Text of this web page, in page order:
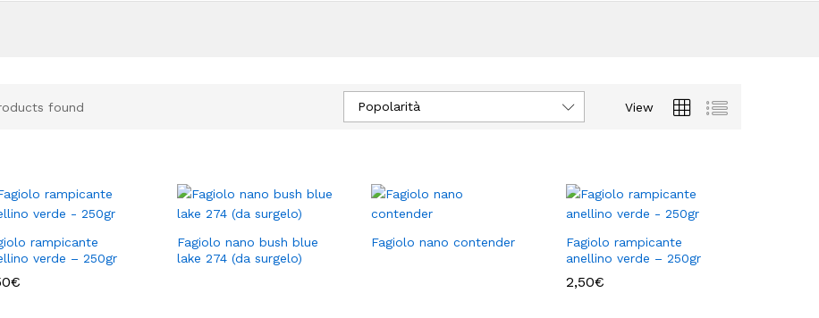
found View
Popolarità
rampicante
verde – 250gr
€
€
Fagiolo nano bush blue
lake 274 (da surgelo)
Fagiolo nano contender
Fagiolo rampicante
anellino verde – 250gr
2,50€
2,50€